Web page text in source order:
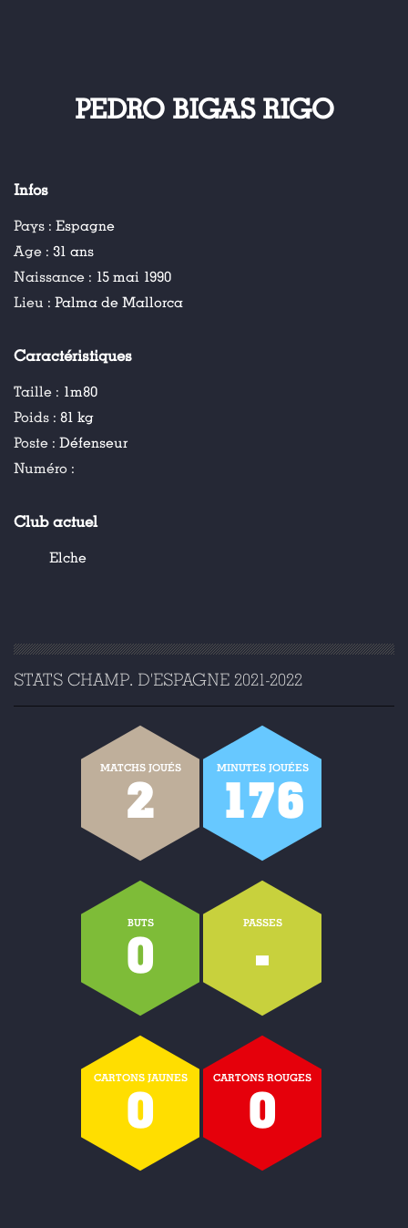
PEDRO BIGAS RIGO
Infos
Pays : Espagne
Age : 31 ans
Naissance : 15 mai 1990
Lieu : Palma de Mallorca
Caractéristiques
Taille : 1m80
Poids : 81 kg
Poste : Défenseur
Numéro :
Club actuel
Elche
STATS CHAMP. D'ESPAGNE 2021-2022
MATCHS JOUÉS
2
MINUTES JOUÉES
176
BUTS
0
PASSES
-
CARTONS JAUNES
0
CARTONS ROUGES
0